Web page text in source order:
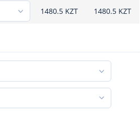
1480.5 KZT 1480.5 KZT